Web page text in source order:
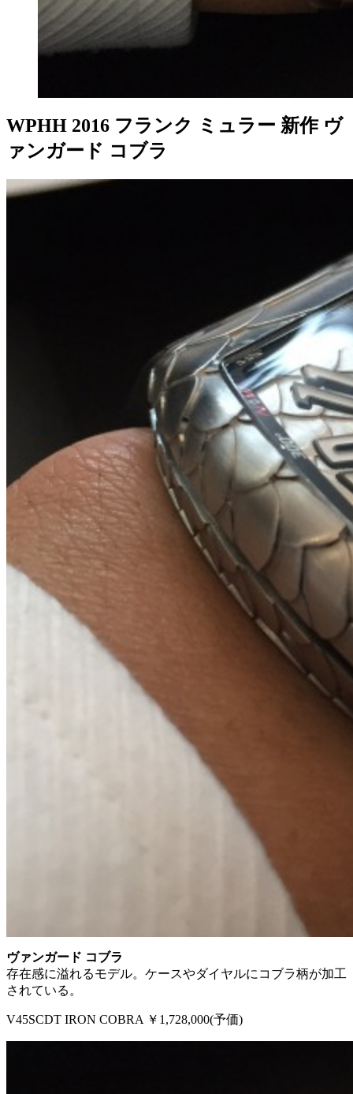
WPHH 2016 フランク ミュラー 新作 ヴ
ァンガード コブラ
ヴァンガード コブラ
存在感に溢れるモデル。ケースやダイヤルにコブラ柄が加工
されている。
V45SCDT IRON COBRA ￥1,728,000(予価)